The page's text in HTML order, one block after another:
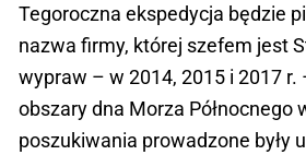
Tegoroczna ekspedycja będzie
nazwa firmy, której szefem jest
wypraw – w 2014, 2015 i 2017 r.
obszary dna Morza Północnego
poszukiwania prowadzone były